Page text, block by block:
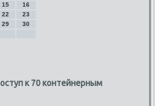
15
16
22
23
29
30
к 70 контейнерным